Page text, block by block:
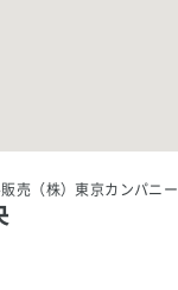
売（株）東京カンパニー